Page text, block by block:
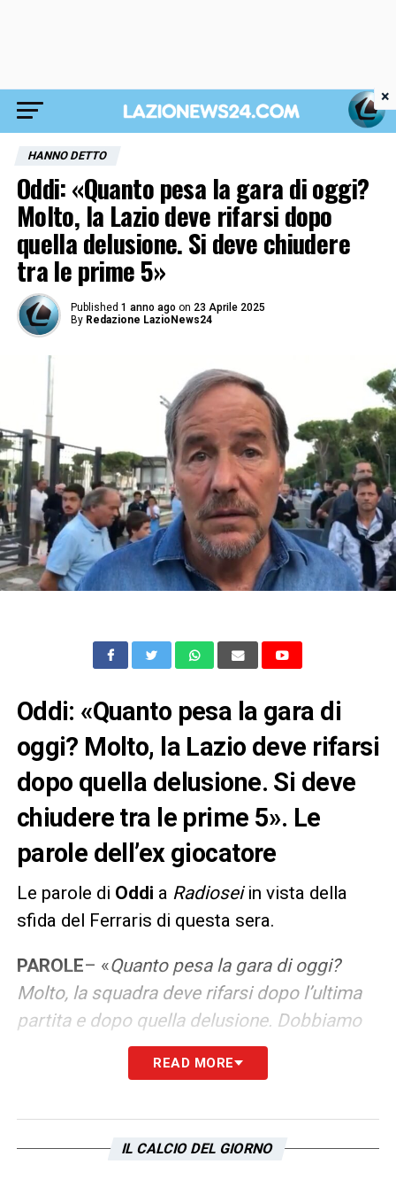
HANNO DETTO
Oddi: «Quanto pesa la gara di oggi?
Molto, la Lazio deve rifarsi dopo
quella delusione. Si deve chiudere
tra le prime 5»
Published 1 anno ago on 23 Aprile 2025
By Redazione LazioNews24
Oddi: «Quanto pesa la gara di
oggi? Molto, la Lazio deve rifarsi
dopo quella delusione. Si deve
chiudere tra le prime 5». Le
parole dell’ex giocatore
Le parole di Oddi a Radioseiin vista della
sfida del Ferraris di questa sera.
PAROLE– «Quanto pesa la gara di oggi?
Molto, la squadra deve rifarsi dopo l’ultima
partita e dopo quella delusione. Dobbiamo
lavorare per le posizioni che competono alla
Lazio, si deve chiudere tra le prime 5.
pensare anche all’avversario. Col
READ MORE
IL CALCIO DEL GIORNO
×